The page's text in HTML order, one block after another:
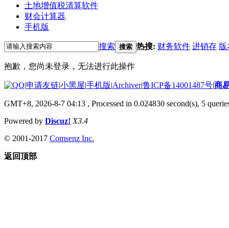
土地增值税清算软件
财会计算器
手机版
搜索 搜索 热搜: 财务软件 进销存 版
抱歉，您尚未登录，无法进行此操作
|申请友链|小黑屋|手机版|Archiver|鲁ICP备14001487号|商
GMT+8, 2026-8-7 04:13 , Processed in 0.024830 second(s), 5
Powered by Discuz! X3.4
© 2001-2017 Comsenz Inc.
返回顶部